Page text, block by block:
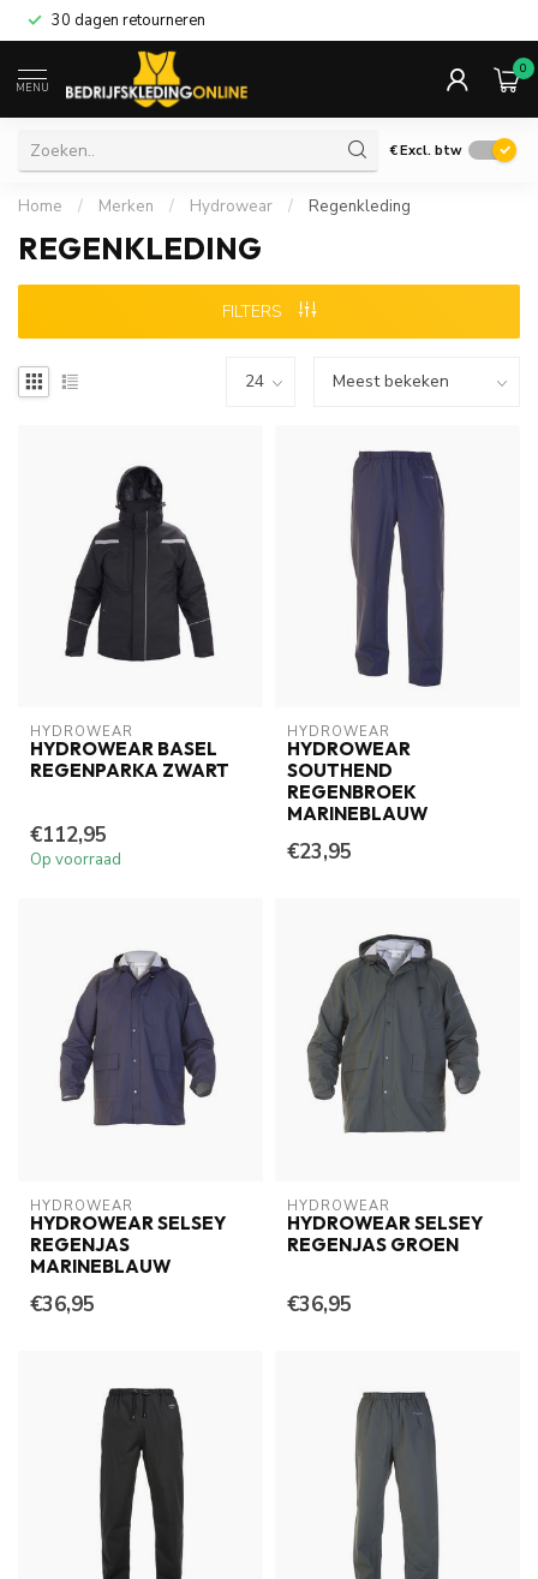
30 dagen retourneren
MENU
0
€Excl. btw
Home / Merken / Hydrowear / Regenkleding
REGENKLEDING
FILTERS
HYDROWEAR
HYDROWEAR BASEL
REGENPARKA ZWART
€112,95
Op voorraad
HYDROWEAR
HYDROWEAR
SOUTHEND
REGENBROEK
MARINEBLAUW
€23,95
HYDROWEAR
HYDROWEAR SELSEY
REGENJAS
MARINEBLAUW
€36,95
HYDROWEAR
HYDROWEAR SELSEY
REGENJAS GROEN
€36,95